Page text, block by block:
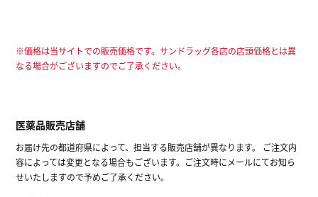
※価格は当サイトでの販売価格です。サンドラッグ各店の店頭価格とは異
なる場合がございますのでご了承ください。
医薬品販売店舗
お届け先の都道府県によって、担当する販売店舗が異なります。 ご注文内
容によっては変更となる場合もございます。ご注文時にメールにてお知ら
せいたしますので予めご了承ください。